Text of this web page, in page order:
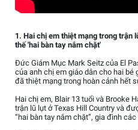
1. Hai chị em thiệt mạng trong
thế 'hai bàn tay nắm chặt'
Đức Giám Mục Mark Seitz của El
của anh chị em giáo dân cho hai bé
đã thiệt mạng trong hoàn cảnh hết
Hai chị em, Blair 13 tuổi và Brooke
trận lũ lụt ở Texas Hill Country và
“hai bàn tay nắm chặt”, gia đình